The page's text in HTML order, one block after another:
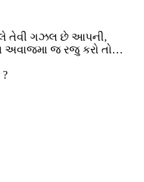
લે તેવી ગઝલ છે આપની,
અવાજમા જ રજુ કરો તો…